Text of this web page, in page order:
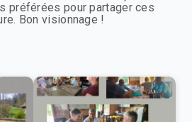
préférées pour partager ces
Bon visionnage !